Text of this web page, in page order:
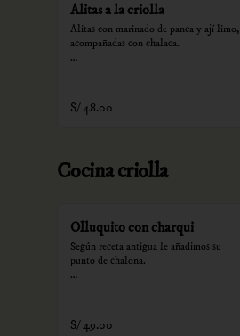
Alitas a la criolla
Alitas con marinado de panca y ají limo,
acompañadas con chalaca.
recargo al consumo.
S/ 48.00
Cocina criolla
Olluquito con charqui
Según receta antigua le añadimos su
punto de chalona.
recargo al consumo.
S/ 49.00